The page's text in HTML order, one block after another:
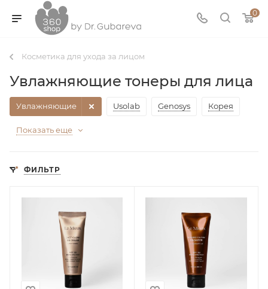
0
Косметика для ухода за лицом
Увлажняющие тонеры для лица
Usolab Genosys Корея
Увлажняющие
Показать еще
ФИЛЬТР